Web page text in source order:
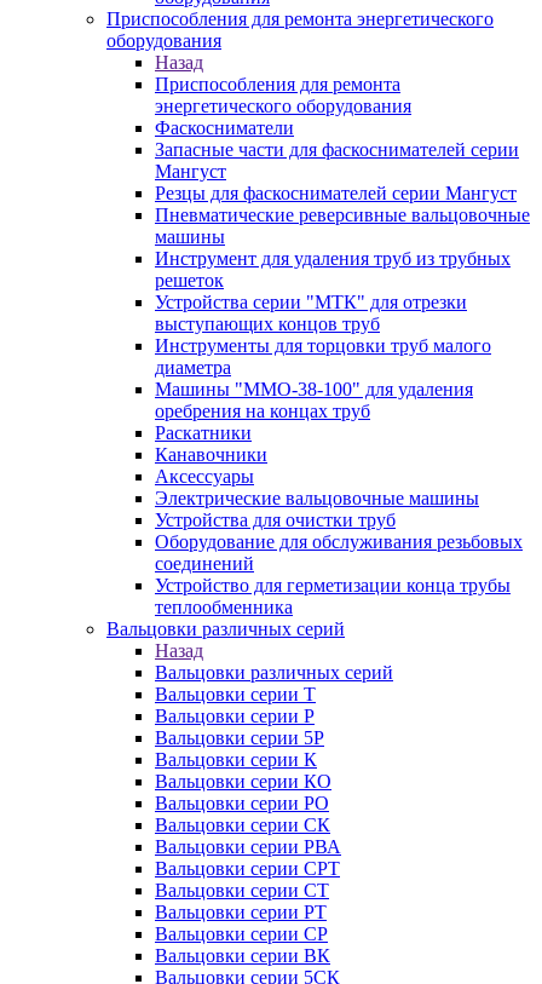
Приспособления для ремонта энергетического
оборудования
Назад
Приспособления для ремонта
энергетического оборудования
Фаскосниматели
Запасные части для фаскоснимателей серии
Мангуст
Резцы для фаскоснимателей серии Мангуст
Пневматические реверсивные вальцовочные
машины
Инструмент для удаления труб из трубных
решеток
Устройства серии "МТК" для отрезки
выступающих концов труб
Инструменты для торцовки труб малого
диаметра
Машины "ММО-38-100" для удаления
оребрения на концах труб
Раскатники
Канавочники
Аксессуары
Электрические вальцовочные машины
Устройства для очистки труб
Оборудование для обслуживания резьбовых
соединений
Устройство для герметизации конца трубы
теплообменника
Вальцовки различных серий
Назад
Вальцовки различных серий
Вальцовки серии Т
Вальцовки серии Р
Вальцовки серии 5Р
Вальцовки серии К
Вальцовки серии КО
Вальцовки серии РО
Вальцовки серии СК
Вальцовки серии РВА
Вальцовки серии СРТ
Вальцовки серии СТ
Вальцовки серии РТ
Вальцовки серии СР
Вальцовки серии ВК
Вальцовки серии 5СК